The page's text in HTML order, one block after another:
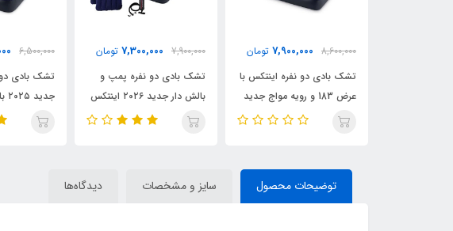
7,900,000
7,300,000 تومان
تشک بادی دو نفره پمپ و
بالش دار جدید ۲۰۲۶ اینتکس
کد intex 64765
6,500,000
5,500,000 تومان
تشک بادی دو نفره اینتکس
جدید ۲۰۲۵ با رویه جیر کد
intex 6۴759
2,800,000
تشک بادی
وی کد bestWay 6713L
توضیحات محصول سایز و مشخصات دیدگاه‌ها